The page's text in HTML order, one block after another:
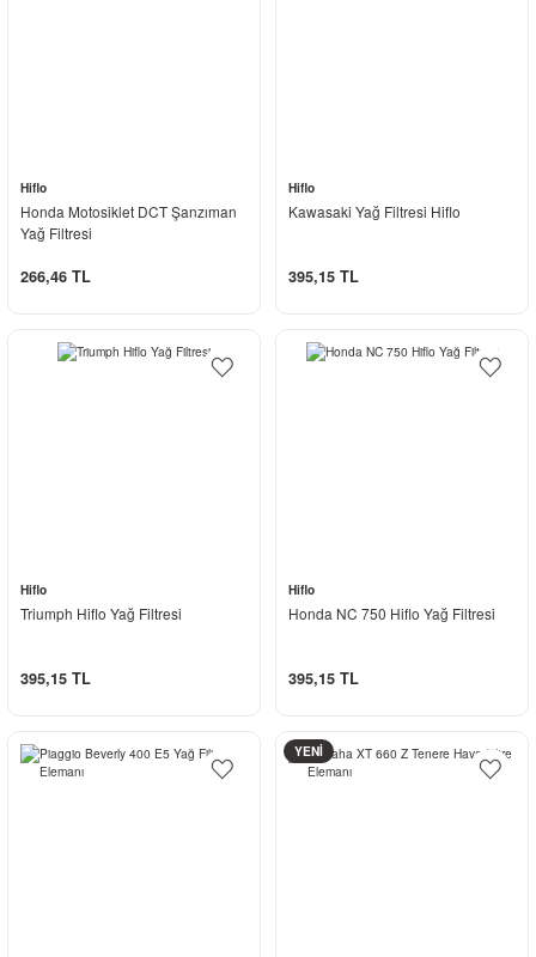
Hiflo
Honda Motosiklet DCT Şanzıman
Yağ Filtresi
266,46 TL
Hiflo
Kawasaki Yağ Filtresi Hiflo
395,15 TL
Hiflo
Triumph Hiflo Yağ Filtresi
395,15 TL
Hiflo
Honda NC 750 Hiflo Yağ Filtresi
395,15 TL
YENİ